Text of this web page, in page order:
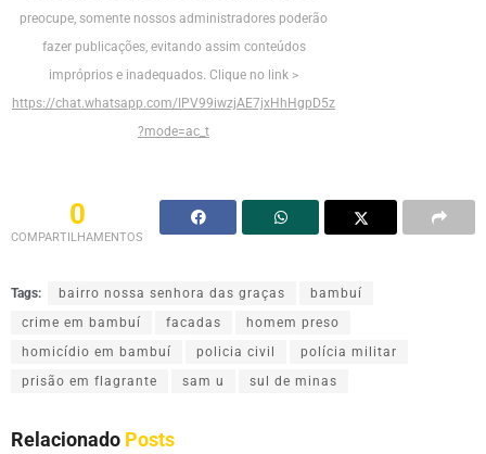
preocupe, somente nossos administradores poderão
fazer publicações, evitando assim conteúdos
impróprios e inadequados. Clique no link >
https://chat.whatsapp.com/IPV99iwzjAE7jxHhHgpD5z
?mode=ac_t
0
COMPARTILHAMENTOS
Tags: bairro nossa senhora das graças
bambuí
crime em bambuí
facadas
homem preso
homicídio em bambuí
policia civil
polícia militar
prisão em flagrante
sam u sul de minas
Relacionado Posts